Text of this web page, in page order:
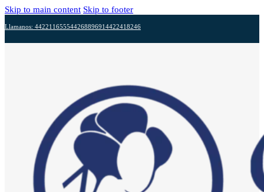
Skip to main content Skip to footer
Llamanos: 442211655544268896914422418246